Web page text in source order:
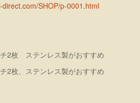
SHOP/p-0001.html
枚 ステンレス製がおすすめ
、ステンレス製がおすすめ